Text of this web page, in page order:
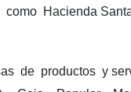
Hacienda
de productos y